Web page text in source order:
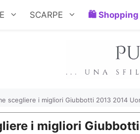
SCARPE Shopping
scegliere i migliori Giubbotti 2013 2014
i migliori